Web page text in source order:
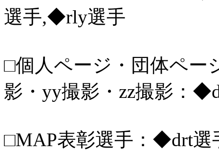
選手,◆rly選手
□個人ページ・団体ペー
影・yy撮影・zz撮影：
□MAP表彰選手：◆drt